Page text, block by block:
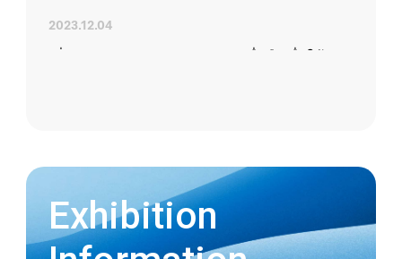
2023.12.04
การตอบสนองของเราต่อข้อจำกัดของ PFAS
Exhibition